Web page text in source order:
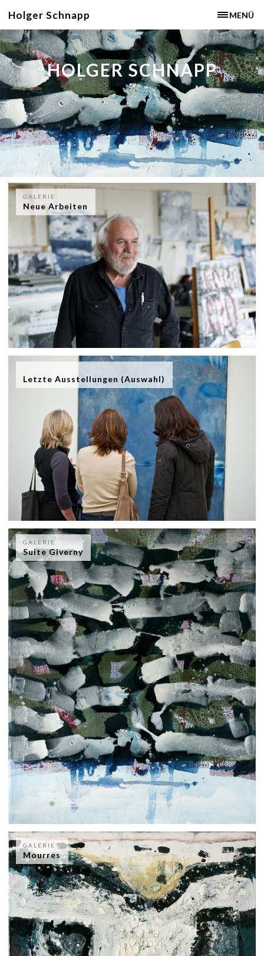
MENÜ
Holger Schnapp
HOLGER SCHNAPP
GALERIE
Neue Arbeiten
Letzte Ausstellungen (Auswahl)
GALERIE
Suite Giverny
GALERIE
Mourres